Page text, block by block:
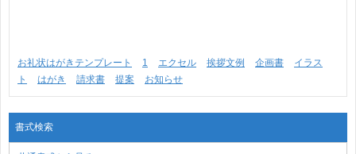
お礼状はがきテンプレート 1 エクセル 挨拶文例 企画書
イラス
ト
はがき 請求書 提案 お知らせ
書式検索